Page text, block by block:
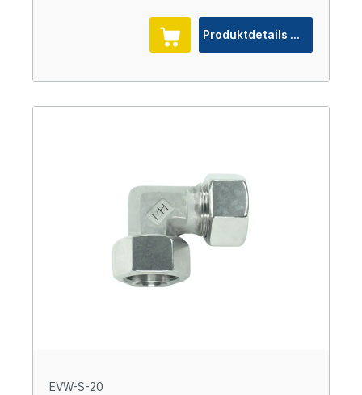
Produktdetails
EVW-S-20